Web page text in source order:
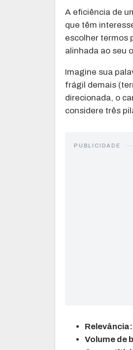
A eficiência de
que têm
escolher termos
alinhada ao seu
Imagine sua
frágil demais
direcionada, o
considere três
PUBLICIDADE
Relevância:
Volume de